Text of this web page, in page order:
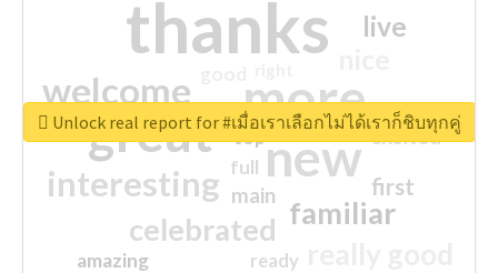
thanks
more
great new
welcome
interesting
familiar
celebrated
live
first
excited
main
amazing
top
full
ready
Unlock real report for #เมื่อเราเลือกไม่ได้เราก็ชิบทุกคู่